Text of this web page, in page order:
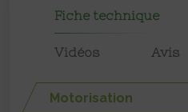
Fiche technique
Vidéos Avis
Motorisation